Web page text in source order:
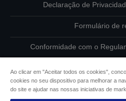
Declaração de
Formulário de
Conformidade com o
Informações
Ao clicar em "Aceitar todos os cookies",
cookies no seu dispositivo para melhorar a
do site e ajudar nas nossas iniciativas de